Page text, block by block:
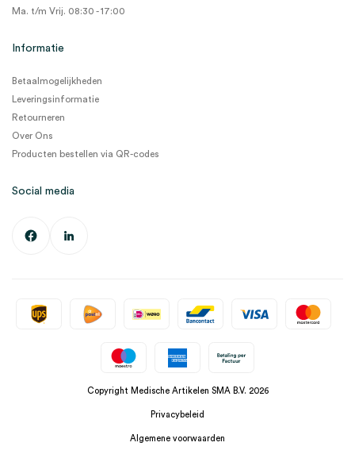
Ma. t/m Vrij. 08:30 - 17:00
Informatie
Betaalmogelijkheden
Leveringsinformatie
Retourneren
Over Ons
Producten bestellen via QR-codes
Social media
Copyright Medische Artikelen SMA B.V. 2026
Privacybeleid
Algemene voorwaarden